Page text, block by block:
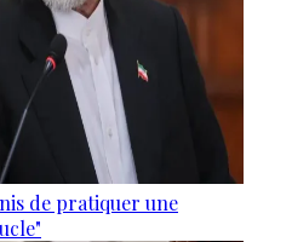
de pratiquer une